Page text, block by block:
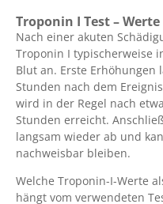
Troponin I Test –
Nach einer akuten
Troponin I typischerweise
Blut an. Erste Erhöhungen
Stunden nach dem
wird in der Regel nach
Stunden erreicht.
langsam wieder ab und
nachweisbar bleiben.
Welche Troponin-I-Werte
hängt vom verwendeten